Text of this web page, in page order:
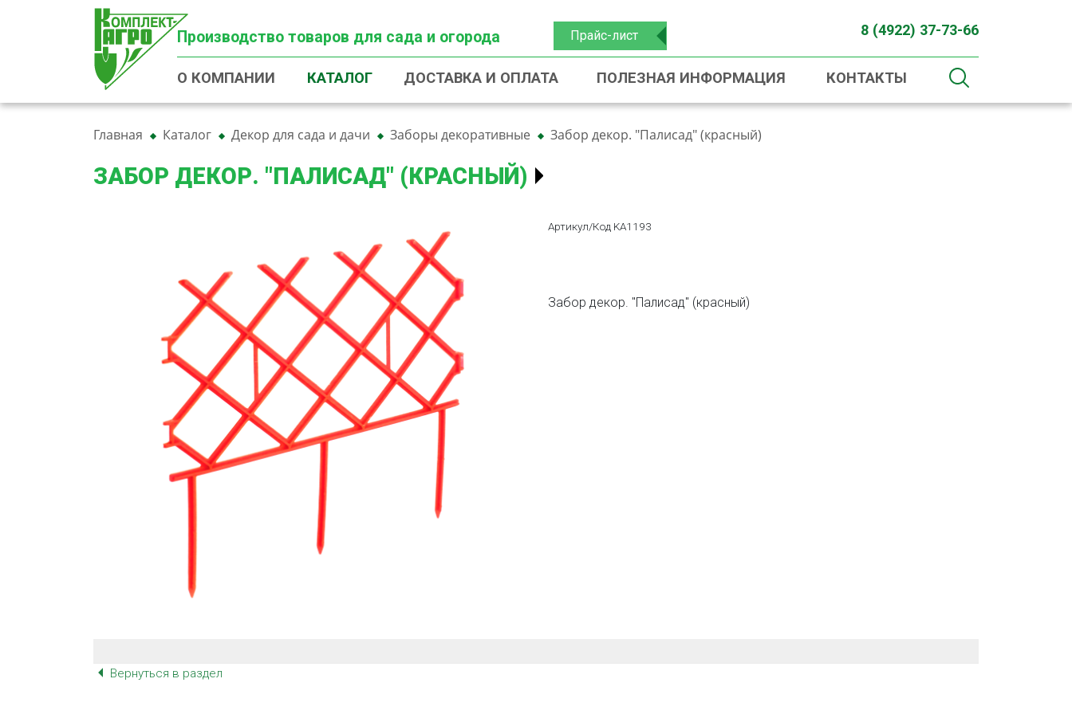
Производство товаров для сада и огорода Прайс-лист 8 (4922) 37-73-66
О КОМПАНИИ КАТАЛОГ ДОСТАВКА И ОПЛАТА ПОЛЕЗНАЯ ИНФОРМАЦИЯ КОНТАКТЫ
Главная Каталог Декор для сада и дачи Заборы декоративные Забор декор. "Палисад" (красный)
ЗАБОР ДЕКОР. "ПАЛИСАД" (КРАСНЫЙ)
Артикул/Код KA1193
Забор декор. "Палисад" (красный)
Вернуться в раздел